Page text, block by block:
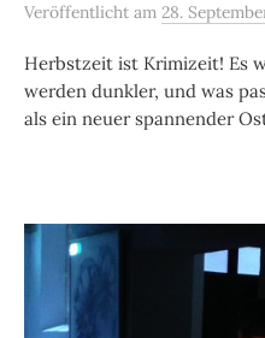
Veröffentlicht am 28.
Herbstzeit ist Krimizeit! Es
werden dunkler, und was
als ein neuer spannender